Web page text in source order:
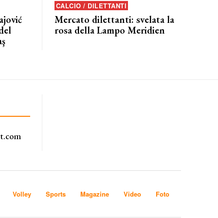
CALCIO / DILETTANTI
Mercato dilettanti: svelata la
rosa della Lampo Meridien
Volley Sports Magazine Video Foto